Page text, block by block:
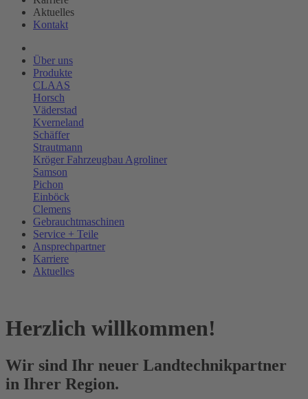
Aktuelles
Kontakt
Über uns
Produkte
CLAAS
Horsch
Väderstad
Kverneland
Schäffer
Strautmann
Kröger Fahrzeugbau Agroliner
Samson
Pichon
Einböck
Clemens
Gebrauchtmaschinen
Service + Teile
Ansprechpartner
Karriere
Aktuelles
Herzlich willkommen!
Wir sind Ihr neuer Landtechnikpartner
in Ihrer Region.